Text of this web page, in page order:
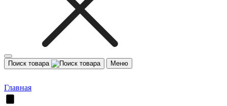
Поиск товара Меню
Главная